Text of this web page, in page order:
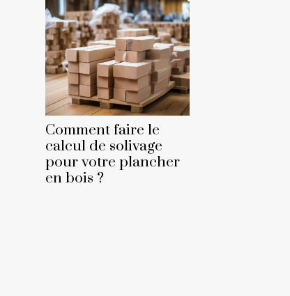
Comment faire le
calcul de solivage
pour votre plancher
en bois ?